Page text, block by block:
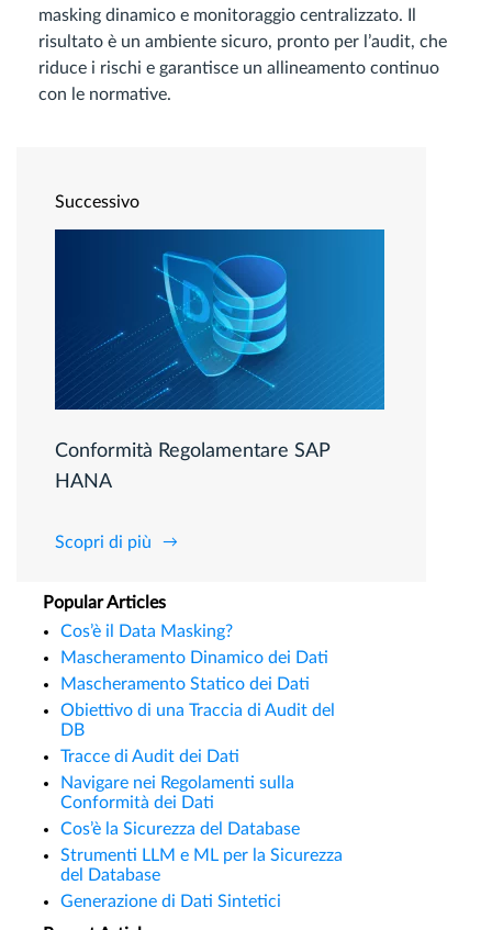
masking dinamico e monitoraggio centralizzato. Il
risultato è un ambiente sicuro, pronto per l’audit, che
riduce i rischi e garantisce un allineamento continuo
con le normative.
Successivo
Conformità Regolamentare SAP
HANA
Scopri di più
Popular Articles
Cos’è il Data Masking?
Mascheramento Dinamico dei Dati
Mascheramento Statico dei Dati
Obiettivo di una Traccia di Audit del
DB
Tracce di Audit dei Dati
Navigare nei Regolamenti sulla
Conformità dei Dati
Cos’è la Sicurezza del Database
Strumenti LLM e ML per la Sicurezza
del Database
Generazione di Dati Sintetici